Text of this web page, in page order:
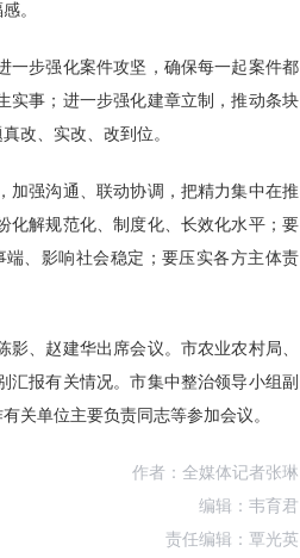
。
一步强化案件攻坚，确保每一起案件都
实事；进一步强化建章立制，推动条块
改、实改、改到位。
加强沟通、联动协调，把精力集中在推
化解规范化、制度化、长效化水平；要
、影响社会稳定；要压实各方主体责
、赵建华出席会议。市农业农村局、
报有关情况。市集中整治领导小组副
关单位主要负责同志等参加会议。
作者：全媒体记者张琳
编辑：韦育君
责任编辑：覃光英